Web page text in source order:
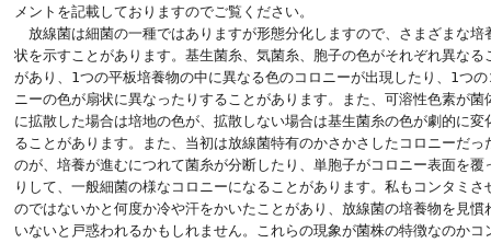
メントを記載しておりますのでご覧ください。
放線菌は細菌の一種ではありますが形態分化しますので、さまざまな培
状を示すことがあります。基生菌糸、気菌糸、胞子の色がそれぞれ異なる
があり、1つの平板培養物の中に異なる色のコロニーが出現したり、1つ
ニーの色が扇状に異なったりすることがあります。また、可溶性色素が菌
に拡散した場合は培地の色が、拡散しない場合は基生菌糸の色が劇的に変
ることがあります。また、当初は放線菌特有のかさかさしたコロニーだっ
のが、培養が進むにつれて菌糸が分断したり、単胞子がコロニー表面を覆
りして、一般細菌の様なコロニーになることがあります。私もコンタミさ
のではないかと何度か冷や汗をかいたことがあり、放線菌の培養物を見慣
いないと戸惑われるかもしれません。これらの現象が菌株の特徴なのかコ